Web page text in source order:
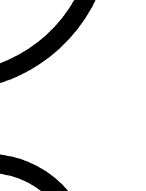
за контактування з
договорів
мовою